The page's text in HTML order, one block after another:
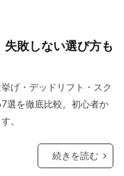
敗しない選び方も
げ・デッドリフト・スク
選を徹底比較。初心者か
。
続きを読む